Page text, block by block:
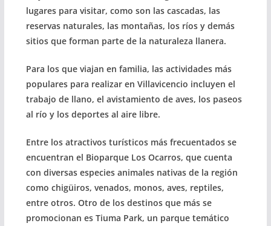
lugares para visitar, como son las cascadas, las
reservas naturales, las montañas, los ríos y demás
sitios que forman parte de la naturaleza llanera.
Para los que viajan en familia, las actividades más
populares para realizar en Villavicencio incluyen el
trabajo de llano, el avistamiento de aves, los paseos
al río y los deportes al aire libre.
Entre los atractivos turísticos más frecuentados se
encuentran el Bioparque Los Ocarros, que cuenta
con diversas especies animales nativas de la región
como chigüiros, venados, monos, aves, reptiles,
entre otros. Otro de los destinos que más se
promocionan es Tiuma Park, un parque temático